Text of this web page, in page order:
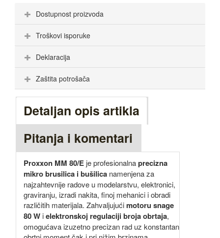
Dostupnost proizvoda
Troškovi isporuke
Deklaracija
Zaštita potrošača
Detaljan opis artikla
Pitanja i komentari
Proxxon MM 80/E je profesionalnaprecizna
mikro brusilica i bušilica namenjena za
najzahtevnije radove u modelarstvu, elektronici,
graviranju, izradi nakita, finoj mehanici i obradi
različitih materijala. Zahvaljujući motoru snage
80 W ielektronskoj regulaciji broja obrtaja,
omogućava izuzetno precizan rad uz konstantan